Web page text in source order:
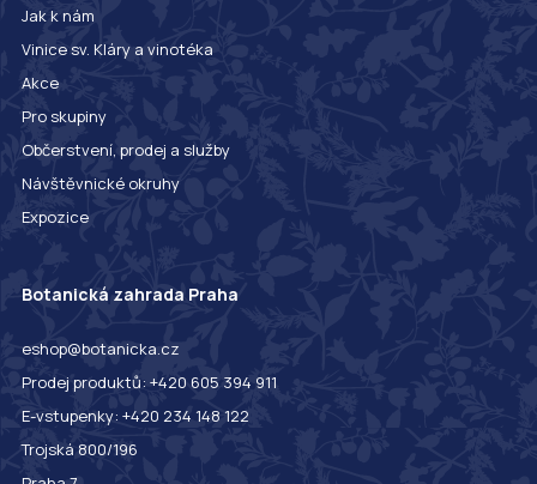
Jak k nám
Vinice sv. Kláry a vinotéka
Akce
Pro skupiny
Občerstvení, prodej a služby
Návštěvnické okruhy
Expozice
Botanická zahrada Praha
eshop@botanicka.cz
Prodej produktů: +420 605 394 911
E-vstupenky: +420 234 148 122
Trojská 800/196